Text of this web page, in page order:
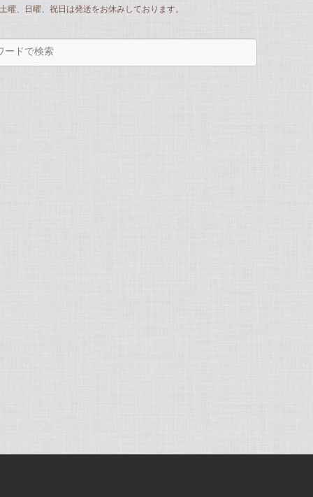
曜、日曜、祝日は発送をお休みしております。